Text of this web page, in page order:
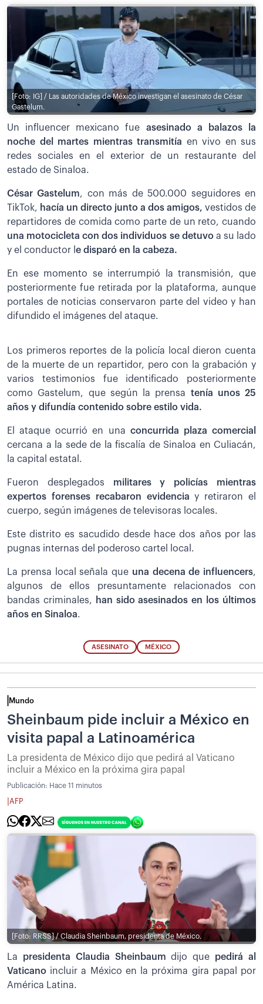
[Foto: IG] / Las autoridades de México investigan el asesinato de César
Gastelum.
Un influencer mexicano fue asesinado a balazos la
noche del martes mientras transmitía en vivo en sus
redes sociales en el exterior de un restaurante del
estado de Sinaloa.
César Gastelum, con más de 500.000 seguidores en
TikTok, hacía un directo junto a dos amigos, vestidos de
repartidores de comida como parte de un reto, cuando
una motocicleta con dos individuos se detuvoa su lado
y el conductor l e disparó en la cabeza.
En ese momento se interrumpió la transmisión, que
posteriormente fue retirada por la plataforma, aunque
portales de noticias conservaron parte del video y han
difundido el imágenes del ataque.
Los primeros reportes de la policía local dieron cuenta
de la muerte de un repartidor, pero con la grabación y
varios testimonios fue identificado posteriormente
como Gastelum, que según la prensa tenía unos 25
años y difundía contenido sobre estilo vida.
El ataque ocurrió en una concurrida plaza comercial
cercana a la sede de la fiscalía de Sinaloa en Culiacán,
la capital estatal.
Fueron desplegados militares y policías mientras
expertos forenses recabaron evidencia y retiraron el
cuerpo, según imágenes de televisoras locales.
Este distrito es sacudido desde hace dos años por las
pugnas internas del poderoso cartel local.
La prensa local señala que una decena de influencers,
algunos de ellos presuntamente relacionados con
bandas criminales,
han sido asesinados en los últimos
años en Sinaloa.
ASESINATO MÉXICO
Mundo
Sheinbaum pide incluir a México en
visita papal a Latinoamérica
La presidenta de México dijo que pedirá al Vaticano
incluir a México en la próxima gira papal
Publicación: Hace 11 minutos
AFP
[Foto: RRSS] / Claudia Sheinbaum, presidenta de México.
La presidenta Claudia Sheinbaum dijo que pedirá al
Vaticano incluir a México en la próxima gira papal por
América Latina.